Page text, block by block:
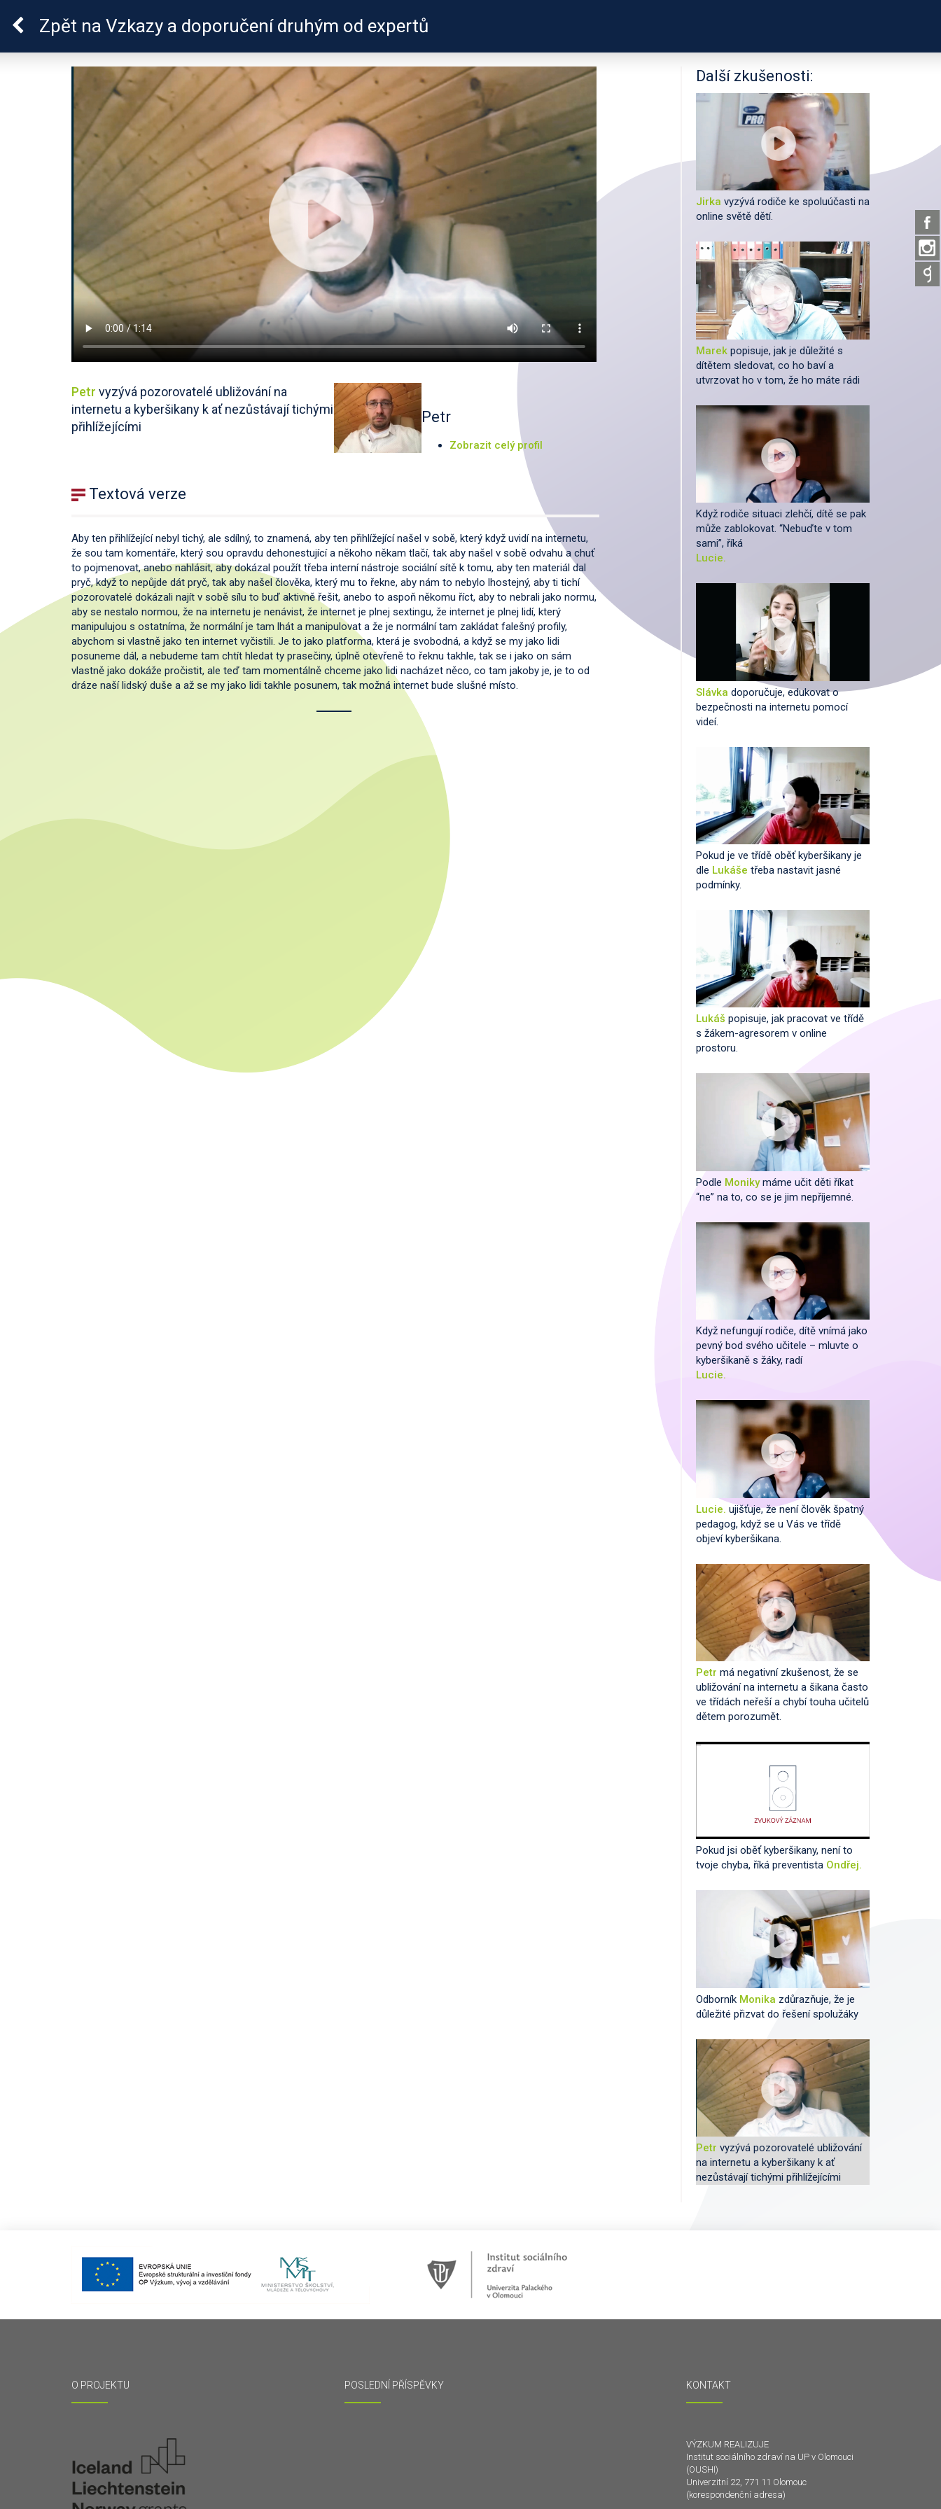
Škola dobrých vztahů
Zpět na Vzkazy a doporučení druhým od expertů
Petr vyzývá pozorovatelé ubližování na
internetu a kyberšikany k ať nezůstávají tichými
přihlížejícími
Petr
Zobrazit celý profil
Textová verze
Aby ten přihlížející nebyl tichý, ale sdílný, to znamená, aby ten přihlížející našel v sobě, který když uvidí na internetu,
že sou tam komentáře, který sou opravdu dehonestující a někoho někam tlačí, tak aby našel v sobě odvahu a chuť
to pojmenovat, anebo nahlásit, aby dokázal použít třeba interní nástroje sociální sítě k tomu, aby ten materiál dal
pryč, když to nepůjde dát pryč, tak aby našel člověka, který mu to řekne, aby nám to nebylo lhostejný, aby ti tichí
pozorovatelé dokázali najít v sobě sílu to buď aktivně řešit, anebo to aspoň někomu říct, aby to nebrali jako normu,
aby se nestalo normou, že na internetu je nenávist, že internet je plnej sextingu, že internet je plnej lidí, který
manipulujou s ostatníma, že normální je tam lhát a manipulovat a že je normální tam zakládat falešný profily,
abychom si vlastně jako ten internet vyčistili. Je to jako platforma, která je svobodná, a když se my jako lidi
posuneme dál, a nebudeme tam chtít hledat ty prasečiny, úplně otevřeně to řeknu takhle, tak se i jako on sám
vlastně jako dokáže pročistit, ale teď tam momentálně chceme jako lidi nacházet něco, co tam jakoby je, je to od
dráze naší lidský duše a až se my jako lidi takhle posunem, tak možná internet bude slušné místo.
Další zkušenosti:
Jirka vyzývá rodiče ke spoluúčasti na
online světě dětí.
Marek popisuje, jak je důležité s
dítětem sledovat, co ho baví a
utvrzovat ho v tom, že ho máte rádi
Když rodiče situaci zlehčí, dítě se pak
může zablokovat. “Nebuďte v tom
sami”, říká
Lucie.
Slávka doporučuje, edukovat o
bezpečnosti na internetu pomocí
videí.
Pokud je ve třídě oběť kyberšikany je
dle Lukáše třeba nastavit jasné
podmínky.
Lukáš popisuje, jak pracovat ve třídě
s žákem-agresorem v online
prostoru.
Podle Monikymáme učit děti říkat
“ne” na to, co se je jim nepříjemné.
Když nefungují rodiče, dítě vnímá jako
pevný bod svého učitele – mluvte o
kyberšikaně s žáky, radí
Lucie.
Lucie. ujišťuje, že není člověk špatný
pedagog, když se u Vás ve třídě
objeví kyberšikana.
Petr má negativní zkušenost, že se
ubližování na internetu a šikana často
ve třídách neřeší a chybí touha učitelů
dětem porozumět.
Pokud jsi oběť kyberšikany, není to
tvoje chyba, říká preventista Ondřej.
Odborník Monika zdůrazňuje, že je
důležité přizvat do řešení spolužáky
Petr vyzývá pozorovatelé ubližování
na internetu a kyberšikany k ať
nezůstávají tichými přihlížejícími
O PROJEKTU POSLEDNÍ PŘÍSPĚVKY KONTAKT
VÝZKUM REALIZUJE
Institut sociálního zdraví na UP v Olomouci
(OUSHI)
Univerzitní 22, 771 11 Olomouc
(korespondenční adresa)